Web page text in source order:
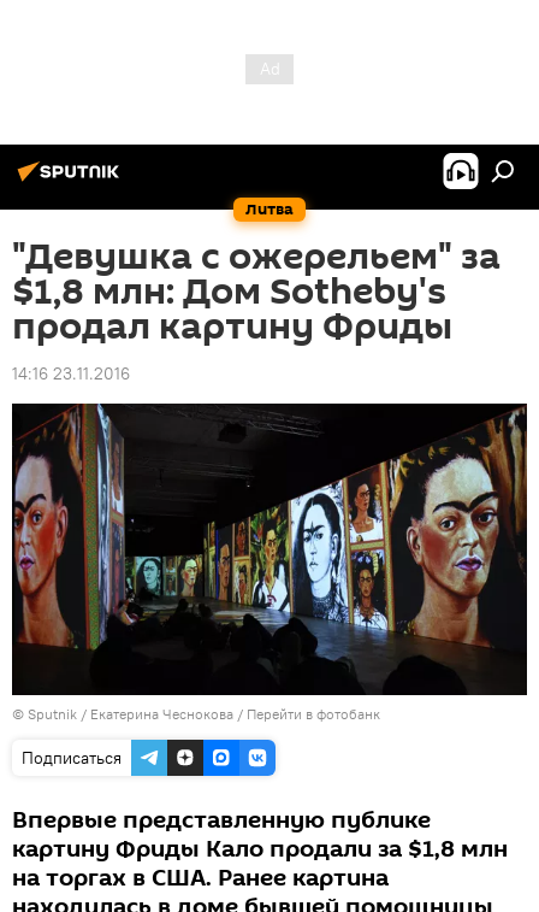
Литва
"Девушка с ожерельем" за
$1,8 млн: Дом Sotheby's
продал картину Фриды
14:16 23.11.2016
© Sputnik / Екатерина Чеснокова / Перейти в фотобанк
Подписаться
Впервые представленную публике
картину Фриды Кало продали за $1,8 млн
на торгах в США. Ранее картина